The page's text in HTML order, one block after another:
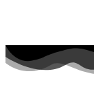
Halloween y otoño